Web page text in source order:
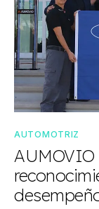
AUTOMOTRIZ
AUMOVIO